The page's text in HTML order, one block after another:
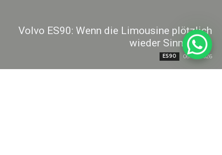
Volvo ES90: Wenn die Limousine plötzlich
wieder Sinn ergibt
ES90 06. 08. 2026